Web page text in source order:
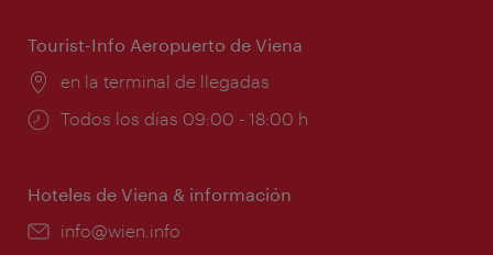
Tourist-Info Aeropuerto de Viena
Lugar:
en la terminal de llegadas
Horarios
Todos los días 09:00 - 18:00 h
Hoteles de Viena & información
e-
info@wien.info